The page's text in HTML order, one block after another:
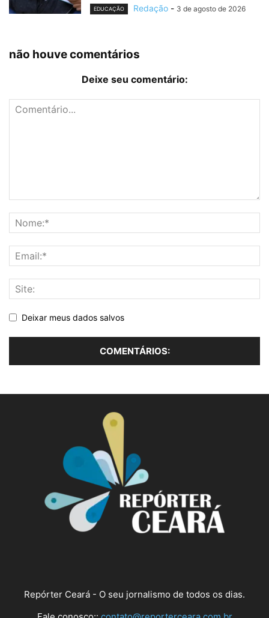
EDUCAÇÃO Redação - 3 de agosto de 2026
não houve comentários
Deixe seu comentário:
Deixar meus dados salvos
Repórter Ceará - O seu jornalismo de todos os dias.